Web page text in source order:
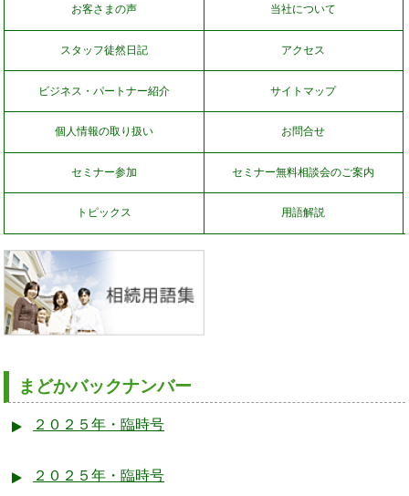
お客さまの声 当社について
スタッフ徒然日記 アクセス
ビジネス・パートナー紹介 サイトマップ
個人情報の取り扱い お問合せ
セミナー参加 セミナー無料相談会のご案内
トピックス 用語解説
まどかバックナンバー
２０２５年・臨時号
２０２５年・臨時号